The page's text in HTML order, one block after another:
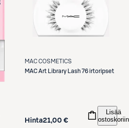
MAC COSMETICS
MACArt Library Lash 76 irtoripset
Hinta21,00 €
Lisää
ostoskoriin